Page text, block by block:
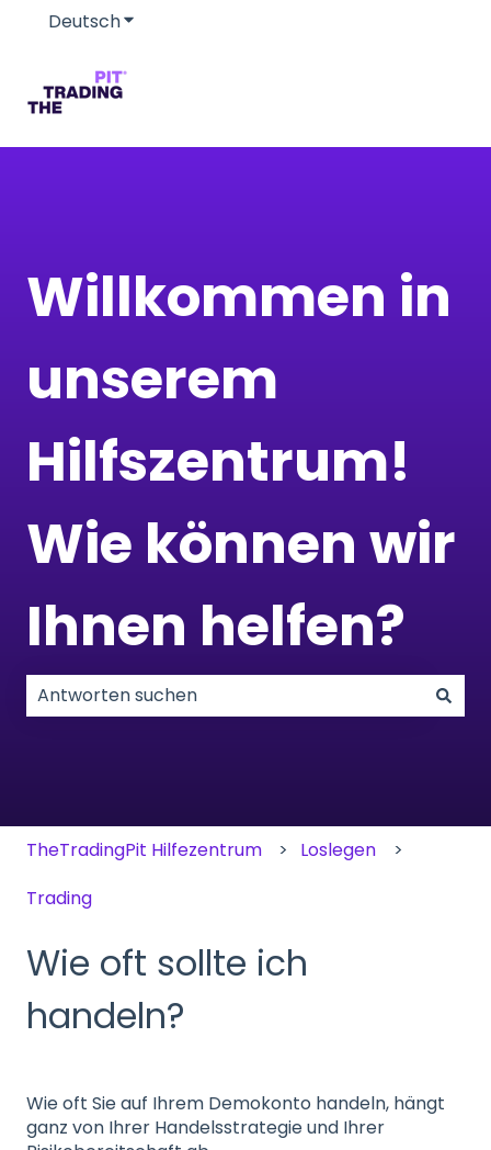
DeutschUntermenü für Übersetzungen anzeigen
Willkommen in
unserem
Hilfszentrum!
Wie können wir
Ihnen helfen?
TheTradingPit Hilfezentrum
Loslegen
Trading
Wie oft sollte ich
handeln?
Wie oft Sie auf Ihrem Demokonto handeln, hängt
ganz von Ihrer Handelsstrategie und Ihrer